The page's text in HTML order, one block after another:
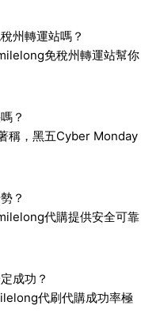
州轉運站嗎？
免稅州轉運站幫你
？
稱，黑五Cyber Monday
？
代購提供安全可靠
成功？
代刷代購成功率極